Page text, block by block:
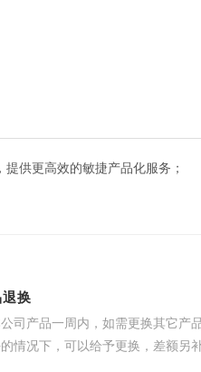
供更高效的敏捷产品化服务；
换
司产品一周内，如需更换其它产
情况下，可以给予更换，差额另补